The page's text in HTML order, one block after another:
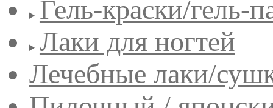
Гель-краски/гель-
Лаки для ногтей
Лечебные лаки/